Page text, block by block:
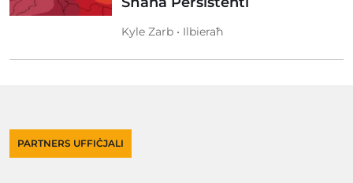
Kyle Zarb • Ilbieraħ
PARTNERS UFFIĊJALI